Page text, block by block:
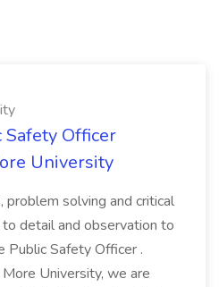
Officer
University
problem solving and critical
detail and observation to
Public Safety Officer .
University, we are